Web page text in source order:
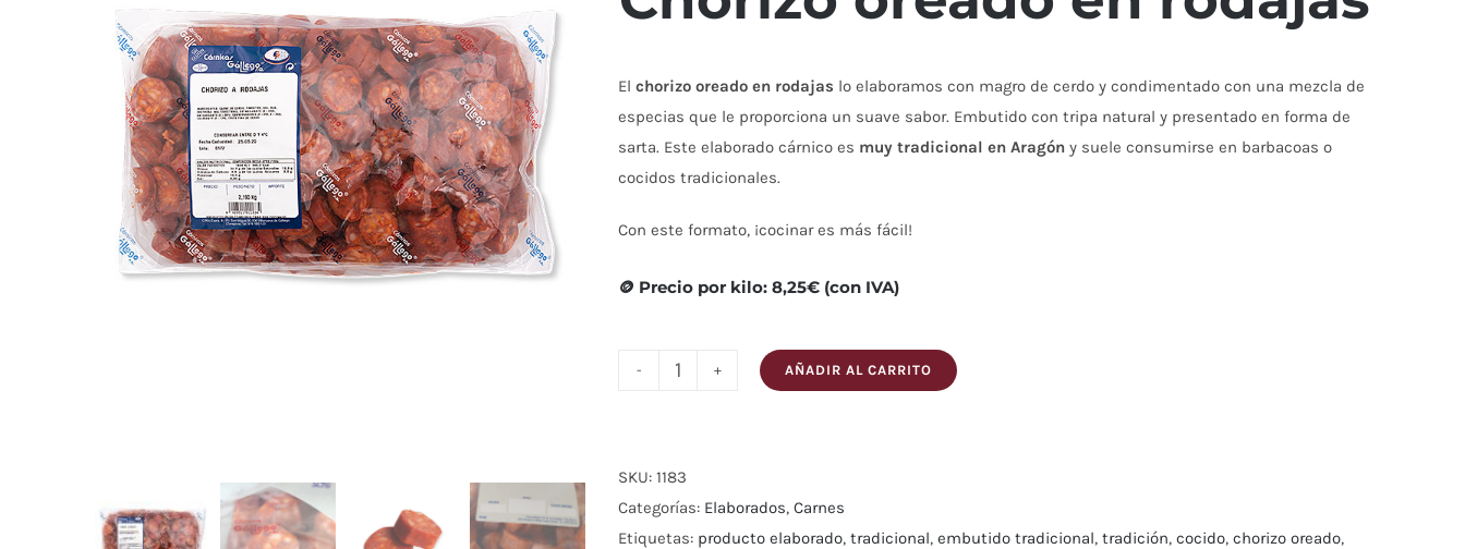
El chorizo oreado en rodajas lo elaboramos con magro de cerdo y condimentado con una mezcla de
especias que le proporciona un suave sabor. Embutido con tripa natural y presentado en forma de
sarta. Este elaborado cárnico es muy tradicional en Aragón y suele consumirse en barbacoas o
cocidos tradicionales.
Con este formato, ¡cocinar es más fácil!
🪙 Precio por kilo: 8,25€ (con IVA)
Chorizo
rodajas
cantidad
AÑADIR AL CARRITO
SKU: 1183
Categorías: Elaborados, Carnes
Etiquetas: producto elaborado, tradicional, embutido tradicional, tradición, cocido, chorizo oreado,